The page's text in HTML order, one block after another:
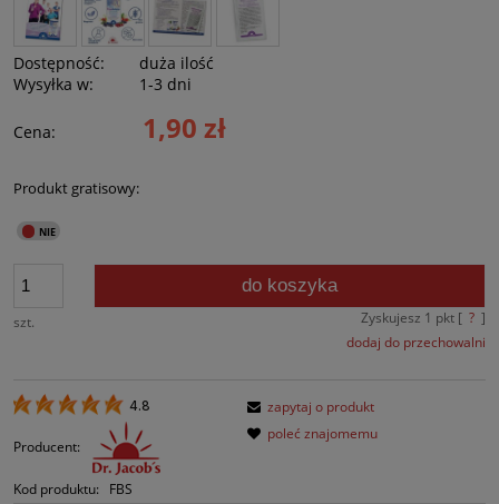
Dostępność:
duża ilość
Wysyłka w:
1-3 dni
Cena: 1,90 zł
Produkt gratisowy:
szt.
do koszyka
Zyskujesz 1 pkt [ ? ]
dodaj do przechowalni
4.8
Producent:
Kod produktu: FBS
zapytaj o produkt
poleć znajomemu